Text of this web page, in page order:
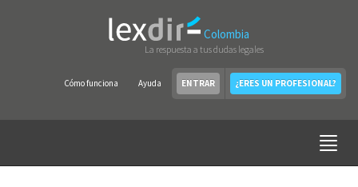
Colombia
La respuesta a tus dudas legales
Cómo funciona Ayuda ENTRAR ¿ERES UN PROFESIONAL?